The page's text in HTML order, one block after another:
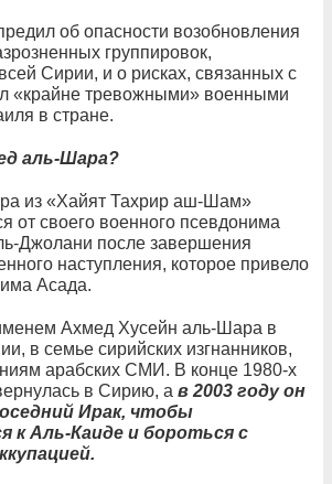
об опасности возобновления
группировок,
Сирии, и о рисках, связанных с
«крайне тревожными» военными
в стране.
аль-Шара?
из «Хайят Тахрир аш-Шам»
от своего военного псевдонима
Джолани после завершения
наступления, которое привело
Асада.
Ахмед Хусейн аль-Шара в
в семье сирийских изгнанников,
арабских СМИ. В конце 1980-х
в Сирию, а в 2003 году он
Ирак, чтобы
к Аль-Каиде и бороться с